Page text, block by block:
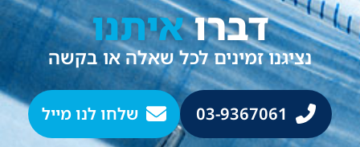
דברואיתנו
נציגנו זמינים לכל שאלה או בקשה
03-9367061 שלחו לנו מייל